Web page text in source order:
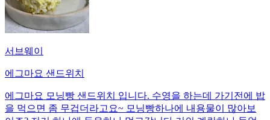
서브웨이
에그마요 샌드위치
에그마요 모닝빵 샌드위치 입니다. 수영을 하는데 가기전에 밥
을 먹으면 좀 무겁더라고요~ 모닝빵하나에 내용물이 많아보